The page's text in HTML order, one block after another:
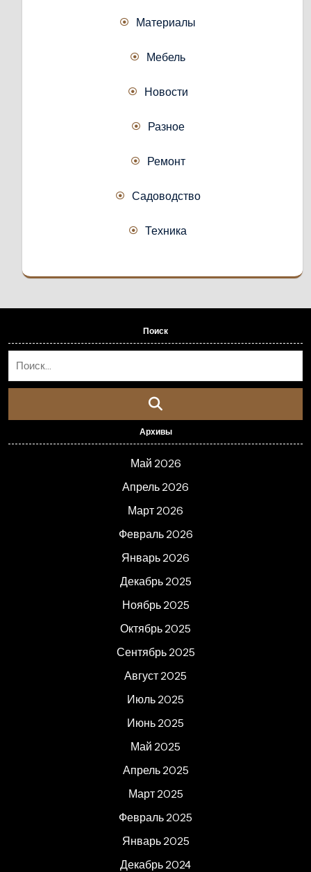
Материалы
Мебель
Новости
Разное
Ремонт
Садоводство
Техника
Поиск
Архивы
Май 2026
Апрель 2026
Март 2026
Февраль 2026
Январь 2026
Декабрь 2025
Ноябрь 2025
Октябрь 2025
Сентябрь 2025
Август 2025
Июль 2025
Июнь 2025
Май 2025
Апрель 2025
Март 2025
Февраль 2025
Январь 2025
Декабрь 2024